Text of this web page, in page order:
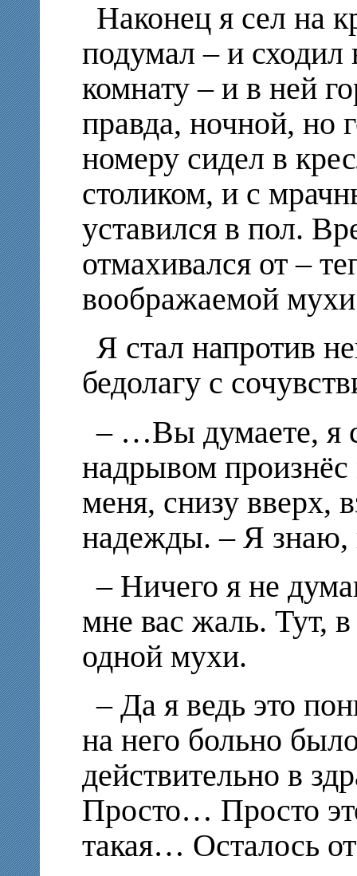
Наконец я сел на
подумал – и сходил
комнату – и в ней
правда, ночной, но
номеру сидел в
столиком, и с
уставился в пол.
отмахивался от –
воображаемой
Я стал напротив
бедолагу с
– …Вы думаете, я
надрывом
меня, снизу вверх,
надежды. – Я
– Ничего я не
мне вас жаль. Тут,
одной мухи.
– Да я ведь это
на него больно
действительно в
Просто… Просто
такая… Осталось